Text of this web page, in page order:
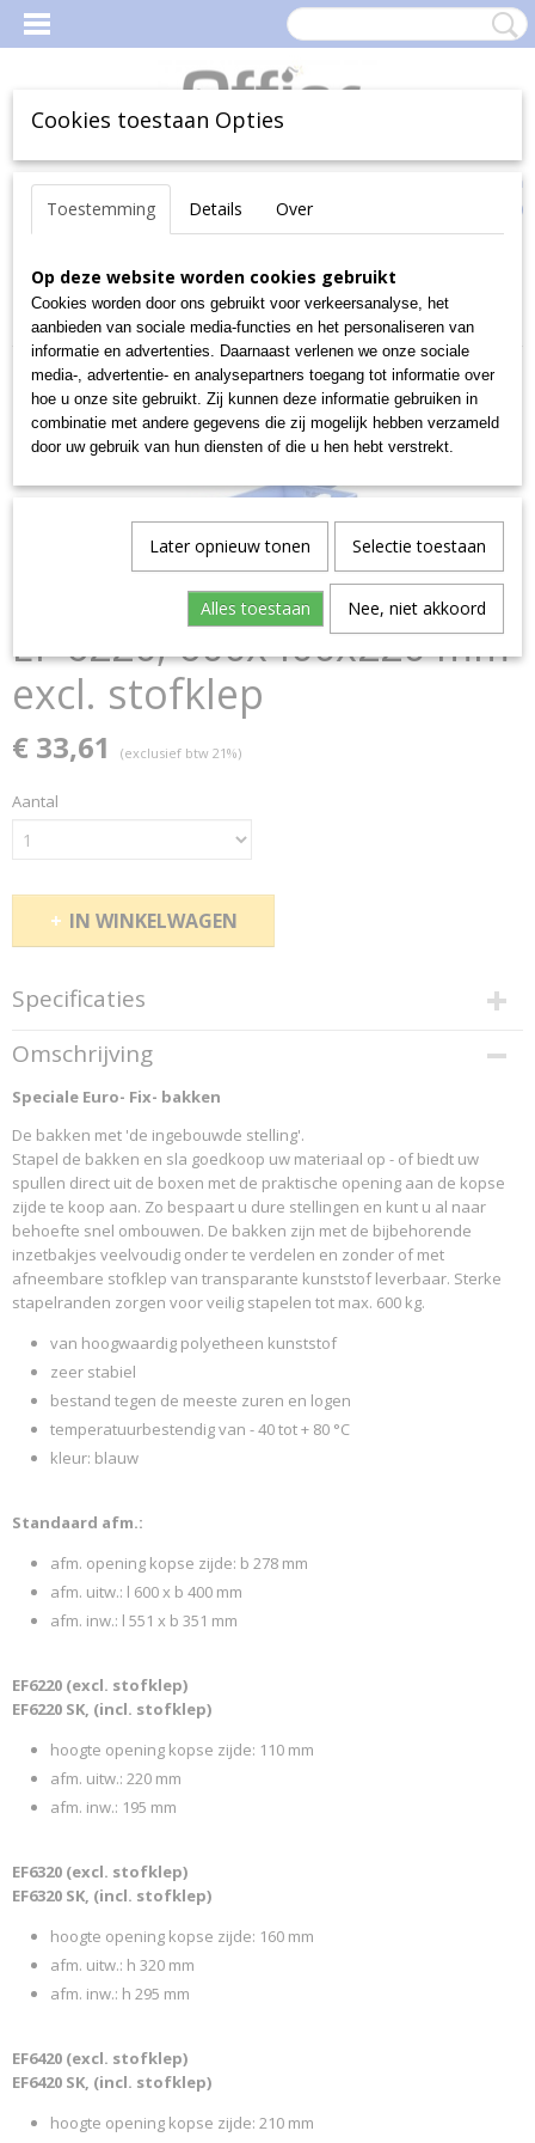
Inloggen Registreren
Uw Winkelwagen
(0)
Home >Magazijn>MagazijnBakken en -Boxen>
Magazijnbakken>Euro-fix-bakken>Speciale Euro-Fix bakken
EF 6220, 600x400x220 mm excl. stofklep
EF 6220, 600x400x220 mm
excl. stofklep
€ 33,61 (exclusief btw 21%)
Aantal
IN WINKELWAGEN
Specificaties
Productcode
93992
Productcode leverancier
Omschrijving
Speciale Euro- Fix- bakken
De bakken met 'de ingebouwde stelling'.
Stapel de bakken en sla goedkoop uw materiaal op - of biedt uw
spullen direct uit de boxen met de praktische opening aan de kopse
zijde te koop aan. Zo bespaart u dure stellingen en kunt u al naar
behoefte snel ombouwen. De bakken zijn met de bijbehorende
inzetbakjes veelvoudig onder te verdelen en zonder of met
afneembare stofklep van transparante kunststof leverbaar. Sterke
stapelranden zorgen voor veilig stapelen tot max. 600 kg.
van hoogwaardig polyetheen kunststof
zeer stabiel
bestand tegen de meeste zuren en logen
temperatuurbestendig van - 40 tot + 80 °C
kleur: blauw
Standaard afm.:
afm. opening kopse zijde: b 278 mm
afm. uitw.: l 600 x b 400 mm
afm. inw.: l 551 x b 351 mm
EF6220 (excl. stofklep)
EF6220 SK, (incl. stofklep)
hoogte opening kopse zijde: 110 mm
afm. uitw.: 220 mm
afm. inw.: 195 mm
EF6320 (excl. stofklep)
EF6320 SK, (incl. stofklep)
hoogte opening kopse zijde: 160 mm
afm. uitw.: h 320 mm
afm. inw.: h 295 mm
EF6420 (excl. stofklep)
EF6420 SK, (incl. stofklep)
hoogte opening kopse zijde: 210 mm
Cookies toestaan Opties
Toestemming Details Over
Op deze website worden cookies gebruikt
Cookies worden door ons gebruikt voor verkeersanalyse, het
aanbieden van sociale media-functies en het personaliseren van
informatie en advertenties. Daarnaast verlenen we onze sociale
media-, advertentie- en analysepartners toegang tot informatie over
hoe u onze site gebruikt. Zij kunnen deze informatie gebruiken in
combinatie met andere gegevens die zij mogelijk hebben verzameld
door uw gebruik van hun diensten of die u hen hebt verstrekt.
Later opnieuw tonen Selectie toestaan
Alles toestaan Nee, niet akkoord